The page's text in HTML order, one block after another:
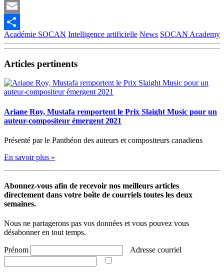
Pinterest
Email
Partager
Académie SOCAN Intelligence artificielle News SOCAN Academy
Articles pertinents
Ariane Roy, Mustafa remportent le Prix Slaight Music pour un
auteur-compositeur émergent 2021
Présenté par le Panthéon des auteurs et compositeurs canadiens
En savoir plus »
Abonnez-vous afin de recevoir nos meilleurs articles
directement dans votre boîte de courriels toutes les deux
semaines.
Nous ne partagerons pas vos données et vous pouvez vous
désabonner en tout temps.
Prénom Adresse courriel